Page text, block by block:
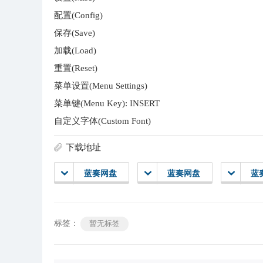
配置(Config)
保存(Save)
加载(Load)
重置(Reset)
菜单设置(Menu Settings)
菜单键(Menu Key): INSERT
自定义字体(Custom Font)
下载地址
蓝奏网盘 蓝奏网盘 蓝
标签： 暂无标签